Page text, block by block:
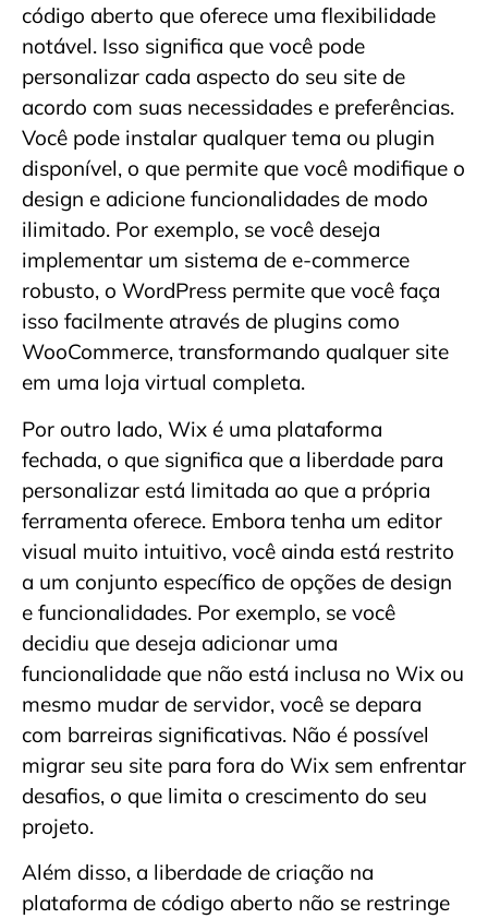
código aberto que oferece uma flexibilidade
notável. Isso significa que você pode
personalizar cada aspecto do seu site de
acordo com suas necessidades e preferências.
Você pode instalar qualquer tema ou plugin
disponível, o que permite que você modifique o
design e adicione funcionalidades de modo
ilimitado. Por exemplo, se você deseja
implementar um sistema de e-commerce
robusto, o WordPress permite que você faça
isso facilmente através de plugins como
WooCommerce, transformando qualquer site
em uma loja virtual completa.
Por outro lado, Wix é uma plataforma
fechada, o que significa que a liberdade para
personalizar está limitada ao que a própria
ferramenta oferece. Embora tenha um editor
visual muito intuitivo, você ainda está restrito
a um conjunto específico de opções de design
e funcionalidades. Por exemplo, se você
decidiu que deseja adicionar uma
funcionalidade que não está inclusa no Wix ou
mesmo mudar de servidor, você se depara
com barreiras significativas. Não é possível
migrar seu site para fora do Wix sem enfrentar
desafios, o que limita o crescimento do seu
projeto.
Além disso, a liberdade de criação na
plataforma de código aberto não se restringe